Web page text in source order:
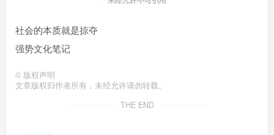
社会的本质就是掠夺
强势文化笔记
© 版权声明
文章版权归作者所有，未经允许请勿转载。
THE END